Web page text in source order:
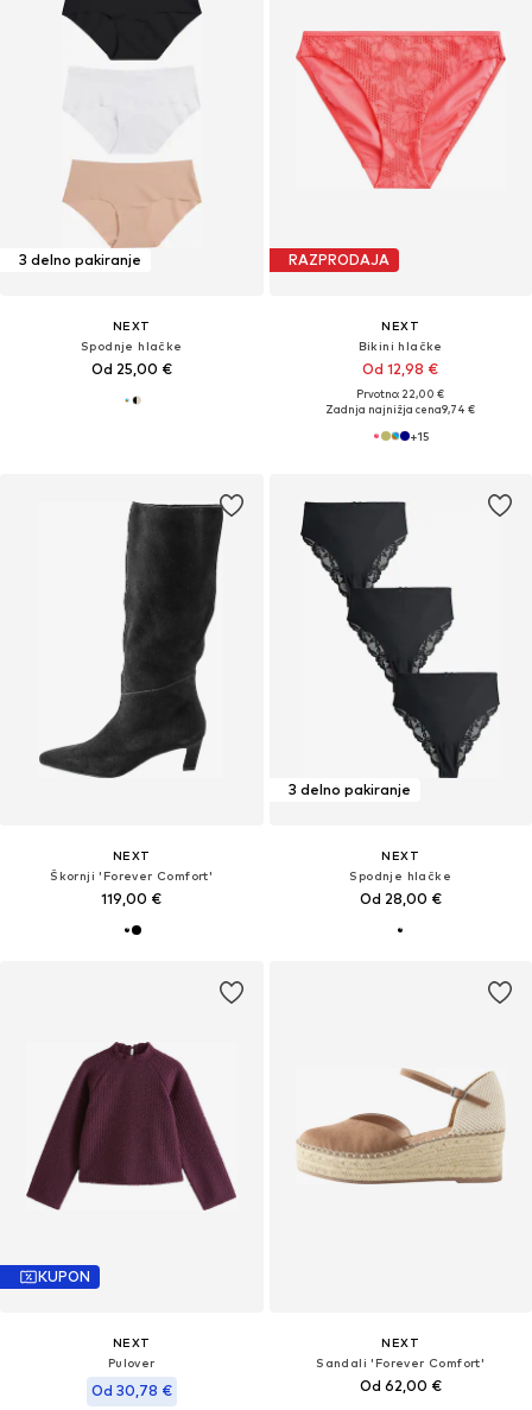
3 delno pakiranje
NEXT
Spodnje hlačke
Od 25,00 €
RAZPRODAJA
NEXT
Bikini hlačke
Od 12,98 €
Prvotno: 22,00 €
Zadnja najnižja cena9,74 €
+15
NEXT
Škornji 'Forever Comfort'
119,00 €
3 delno pakiranje
NEXT
Spodnje hlačke
Od 28,00 €
KUPON
NEXT
Pulover
Od 30,78 €
NEXT
Sandali 'Forever Comfort'
Od 62,00 €